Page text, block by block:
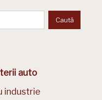
auto
industrie